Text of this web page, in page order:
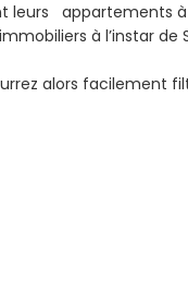
leurs appartements à
à l’instar de
alors facilement